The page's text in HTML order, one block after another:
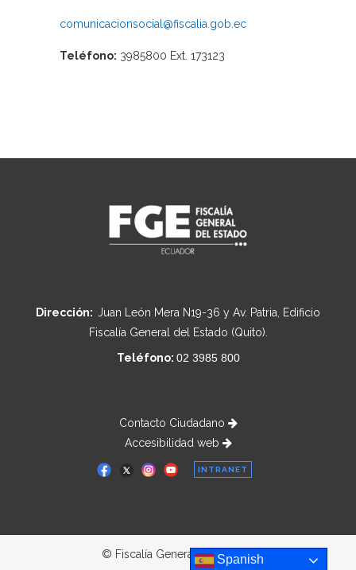
comunicacionsocial@fiscalia.gob.ec
Teléfono: 3985800 Ext. 173123
Dirección: Juan León Mera N19-36 y Av. Patria, Edificio
Fiscalía General del Estado (Quito).
Teléfono: 02 3985 800
Contacto Ciudadano
Accesibilidad web
INTRANET
© Fiscalía General del Estado
Spanish